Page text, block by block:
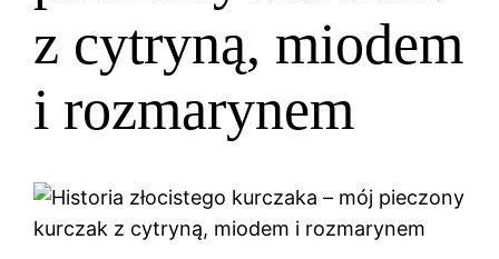
z cytryną, miodem
i rozmarynem